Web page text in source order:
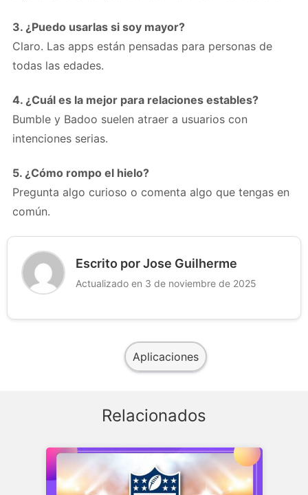
3. ¿Puedo usarlas si soy mayor?
Claro. Las apps están pensadas para personas de
todas las edades.
4. ¿Cuál es la mejor para relaciones estables?
Bumble y Badoo suelen atraer a usuarios con
intenciones serias.
5. ¿Cómo rompo el hielo?
Pregunta algo curioso o comenta algo que tengas en
común.
Escrito por Jose Guilherme
Actualizado en 3 de noviembre de 2025
Aplicaciones
Relacionados